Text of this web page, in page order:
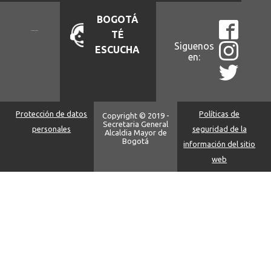
BOGOTÁ
TÉ
ESCUCHA
Siguenos
en:
Protección de datos
personales
Copyright © 2019 -
Secretaria General
Alcaldia Mayor de
Bogotá
Políticas de
seguridad de la
información del sitio
web